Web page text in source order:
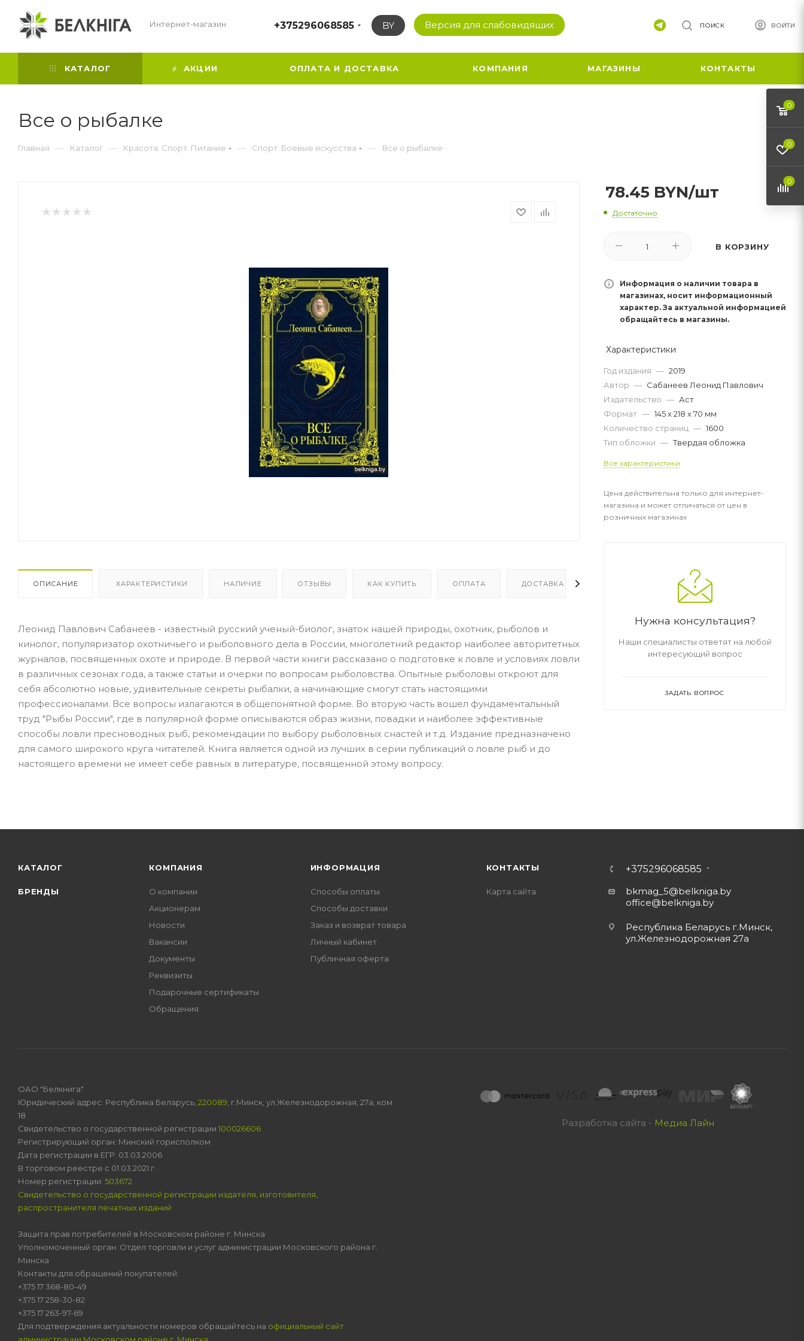
Интернет-магазин +375296068585 BY Версия для слабовидящих ВОЙТИ
ПОИСК
КАТАЛОГ АКЦИИ ОПЛАТА И ДОСТАВКА КОМПАНИЯ МАГАЗИНЫ КОНТАКТЫ
Все о рыбалке
Главная — Каталог — Красота. Спорт. Питание — Спорт. Боевые искусства — Все о рыбалке
ОПИСАНИЕ ХАРАКТЕРИСТИКИ НАЛИЧИЕ ОТЗЫВЫ КАК КУПИТЬ ОПЛАТА ДОСТАВКА
Леонид Павлович Сабанеев - известный русский ученый-биолог, знаток нашей природы, охотник, рыболов и
кинолог, популяризатор охотничьего и рыболовного дела в России, многолетний редактор наиболее авторитетных
журналов, посвященных охоте и природе. В первой части книги рассказано о подготовке к ловле и условиях ловли
в различных сезонах года, а также статьи и очерки по вопросам рыболовства. Опытные рыболовы откроют для
себя абсолютно новые, удивительные секреты рыбалки, а начинающие смогут стать настоящими
профессионалами. Все вопросы излагаются в общепонятной форме. Во вторую часть вошел фундаментальный
труд "Рыбы России", где в популярной форме описываются образ жизни, повадки и наиболее эффективные
способы ловли пресноводных рыб, рекомендации по выбору рыболовных снастей и т.д. Издание предназначено
для самого широкого круга читателей. Книга является одной из лучших в серии публикаций о ловле рыб и до
настоящего времени не имеет себе равных в литературе, посвященной этому вопросу.
78.45 BYN/шт
Достаточно
В КОРЗИНУ
Информация о наличии товара в
магазинах, носит информационный
характер. За актуальной информацией
обращайтесь в магазины.
Характеристики
Год издания — 2019
Автор — Сабанеев Леонид Павлович
Издательство — Аст
Формат — 145 х 218 x 70 мм
Количество страниц — 1600
Тип обложки — Твердая обложка
Все характеристики
Цена действительна только для интернет-
магазина и может отличаться от цен в
розничных магазинах
Нужна консультация?
Наши специалисты ответят на любой
интересующий вопрос
ЗАДАТЬ ВОПРОС
КАТАЛОГ
БРЕНДЫ
КОМПАНИЯ
О компании
Акционерам
Новости
Вакансии
Документы
Реквизиты
Подарочные сертификаты
Обращения
ИНФОРМАЦИЯ
Способы оплаты
Способы доставки
Заказ и возврат товара
Личный кабинет
Публичная оферта
КОНТАКТЫ
Карта сайта
+375296068585
bkmag_5@belkniga.by
office@belkniga.by
Республика Беларусь г.Минск,
ул.Железнодорожная 27а
Разработка сайта - Медиа Лайн
ОАО "Белкнига"
Юридический адрес: Республика Беларусь, 220089 , г.Минск, ул.Железнодорожная, 27а, ком
18
Свидетельство о государственной регистрации 100026606
Регистрирующий орган: Минский горисполком
Дата регистрации в ЕГР: 03.03.2006
В торговом реестре с 01.03.2021 г.
Номер регистрации: 503672
Свидетельство о государственной регистрации издателя, изготовителя,
распространителя печатных изданий
Защита прав потребителей в Московском районе г. Минска
Уполномоченный орган: Отдел торговли и услуг администрации Московского района г.
Минска
Контакты для обращений покупателей:
+375 17 368-80-49
+375 17 258-30-82
+375 17 263-97-69
Для подтверждения актуальности номеров обращайтесь на официальный сайт
0
0
0